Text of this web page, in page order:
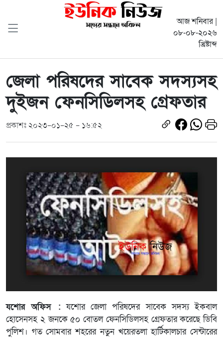
আজ শনিবার |
০৮-০৮-২০২৬
খ্রিষ্টাব্দ
জেলা পরিষদের সাবেক সদস্যসহ
দুইজন ফেনসিডিলসহ গ্রেফতার
প্রকাশঃ ২০২৩-০১-২৫ - ১৬:৫২
যশোর অফিস : যশোর জেলা পরিষদের সাবেক সদস্য ইকবাল
হোসেনসহ ২ জনকে ৫০ বোতল ফেনসিডিলসহ গ্রেফতার করেছে ডিবি
পুলিশ। গত সোমবার শহরের নতুন খয়েরতলা হার্টিকালচার সেন্টারের